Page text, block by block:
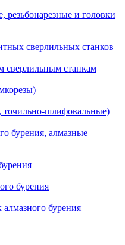
резьбонарезные и головки
сверлильных станков
сверлильным станкам
точильно-шлифовальные)
бурения, алмазные
бурения
бурения